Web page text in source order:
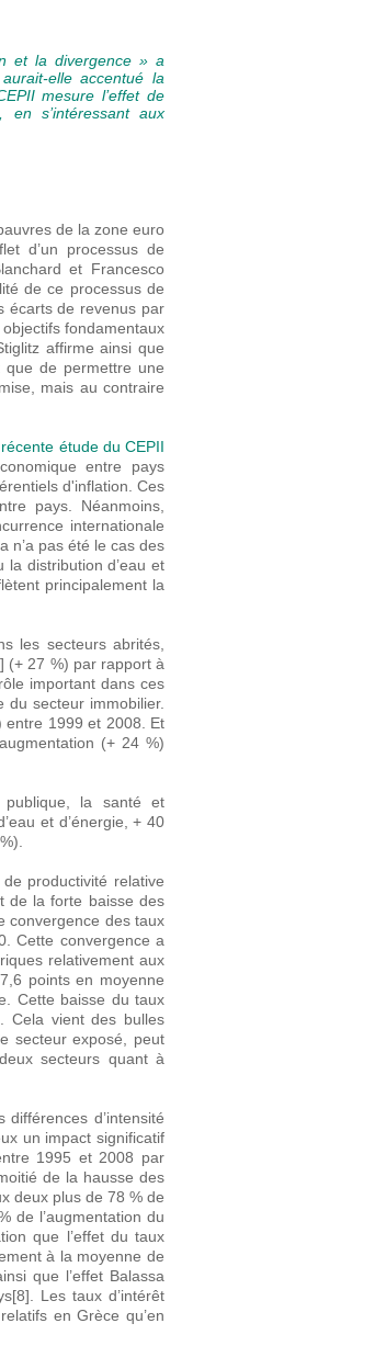
et la divergence » a
elle accentué la
mesure l’effet de
en s’intéressant aux
de la zone euro
d’un processus de
et Francesco
de ce processus de
écarts de revenus par
fondamentaux
affirme ainsi que
que de permettre une
mais au contraire
étude du CEPII
entre pays
d'inflation. Ces
pays. Néanmoins,
internationale
n’a pas été le cas des
distribution d’eau et
principalement la
les secteurs abrités,
(+ 27 %) par rapport à
important dans ces
du secteur immobilier.
entre 1999 et 2008. Et
(+ 24 %)
publique, la santé et
et d’énergie, + 40
productivité relative
de la forte baisse des
convergence des taux
Cette convergence a
relativement aux
points en moyenne
Cette baisse du taux
Cela vient des bulles
secteur exposé, peut
secteurs quant à
d’intensité
un impact significatif
1995 et 2008 par
de la hausse des
deux plus de 78 % de
de l’augmentation du
que l’effet du taux
à la moyenne de
que l’effet Balassa
Les taux d’intérêt
en Grèce qu’en